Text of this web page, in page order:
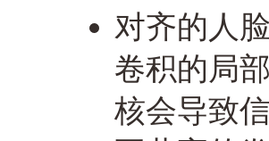
对齐的人
卷积的局
核会导致